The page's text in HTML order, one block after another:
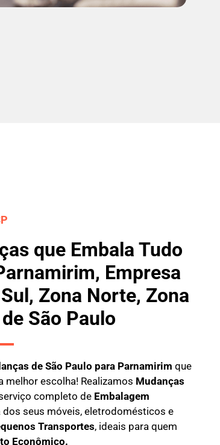
que Embala Tudo
Empresa
Zona Norte, Zona
São Paulo
de São Paulo para Parnamirim que
melhor escolha! Realizamos Mudanças
completo de Embalagem
dos seus móveis, eletrodomésticos e
Transportes, ideais para quem
Econômico.